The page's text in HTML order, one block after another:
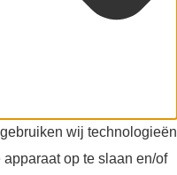
wij technologieën
op te slaan en/of